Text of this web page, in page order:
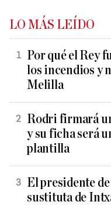
LO MÁS LEÍDO
Por qué el Rey
los incendios y
Melilla
Rodri firmará
y su ficha será
plantilla
El presidente
sustituta de